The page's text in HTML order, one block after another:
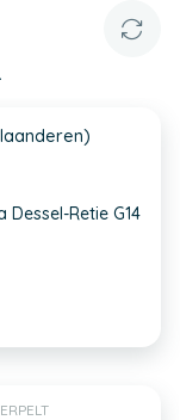
Dessel-Retie G14